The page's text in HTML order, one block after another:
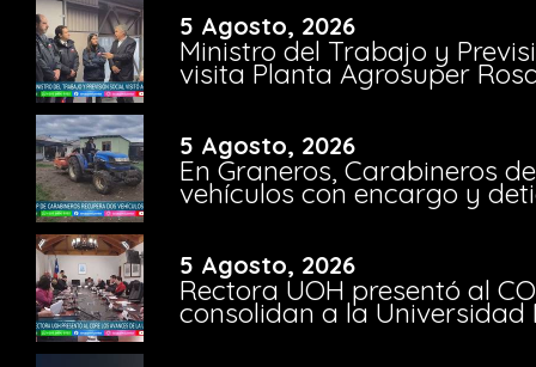
5 Agosto, 2026
Ministro del Trabajo y
visita Planta Agrosuper
5 Agosto, 2026
En Graneros, Carabineros
vehículos con encargo y
5 Agosto, 2026
Rectora UOH presentó al
consolidan a la Universidad